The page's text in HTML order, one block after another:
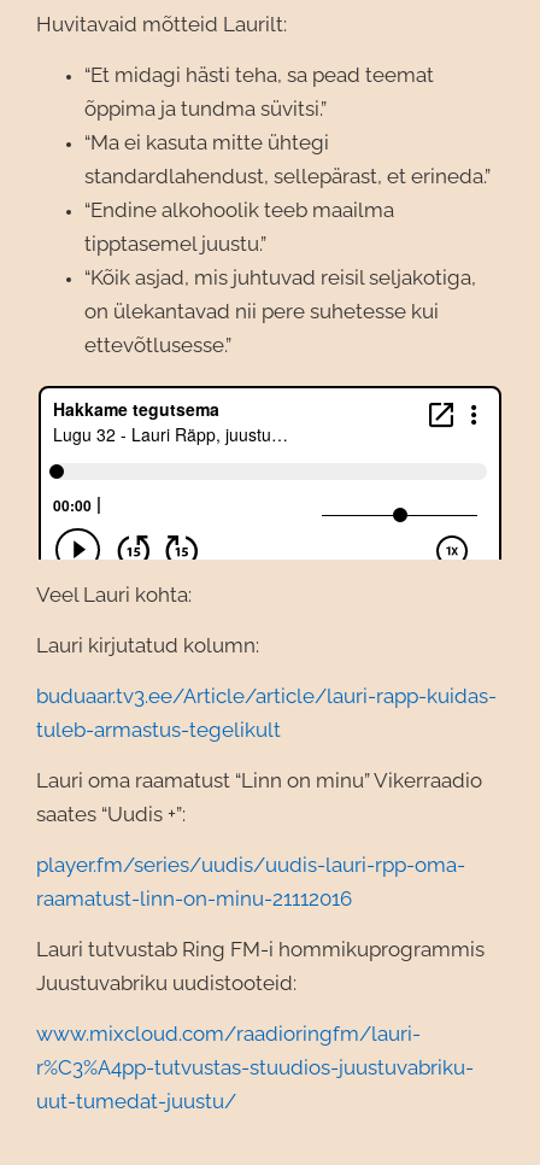
Huvitavaid mõtteid Laurilt:
“Et midagi hästi teha, sa pead teemat
õppima ja tundma süvitsi.”
“Ma ei kasuta mitte ühtegi
standardlahendust, sellepärast, et erineda.”
“Endine alkohoolik teeb maailma
tipptasemel juustu.”
“Kõik asjad, mis juhtuvad reisil seljakotiga,
on ülekantavad nii pere suhetesse kui
ettevõtlusesse.”
Veel Lauri kohta:
Lauri kirjutatud kolumn:
buduaar.tv3.ee/Article/article/lauri-rapp-kuidas-
tuleb-armastus-tegelikult
Lauri oma raamatust “Linn on minu” Vikerraadio
saates “Uudis +”:
player.fm/series/uudis/uudis-lauri-rpp-oma-
raamatust-linn-on-minu-21112016
Lauri tutvustab Ring FM-i hommikuprogrammis
Juustuvabriku uudistooteid:
www.mixcloud.com/raadioringfm/lauri-
r%C3%A4pp-tutvustas-stuudios-juustuvabriku-
uut-tumedat-juustu/